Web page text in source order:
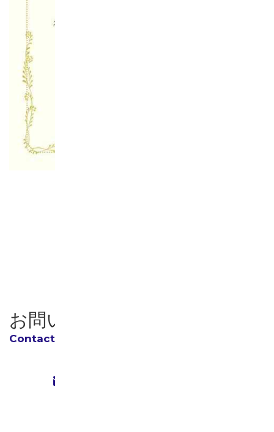
お問い合わせ